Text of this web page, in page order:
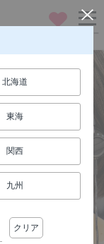
北海道
東海
関西
九州
クリア